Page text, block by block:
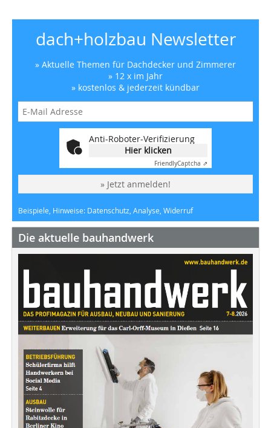
dach+holzbau Newsletter
» Aktuelle Themen für Dachdecker und Zimmerer
» 12 x im Jahr
» kostenlos & jederzeit kündbar
Anti-Roboter-Verifizierung
Hier klicken
FriendlyCaptcha ⇗
» Jetzt anmelden!
Beispiele, Hinweise: Datenschutz, Analyse, Widerruf
Die aktuelle bauhandwerk